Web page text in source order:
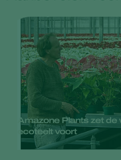
Amazone Plants zet de
ecoteelt voort